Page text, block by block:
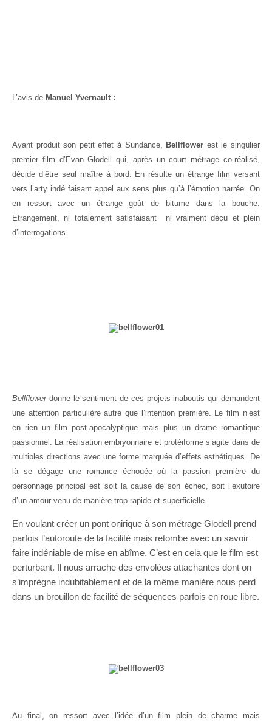
L’avis de Manuel Yvernault :
Ayant produit son petit effet à Sundance, Bellflower est le singulier
premier film d’Evan Glodell qui, après un court métrage co-réalisé,
décide d’être seul maître à bord. En résulte un étrange film versant
vers l’arty indé faisant appel aux sens plus qu’à l’émotion narrée. On
en ressort avec un étrange goût de bitume dans la bouche.
Etrangement, ni totalement satisfaisant ni vraiment déçu et plein
d’interrogations.
Bellflowerdonne le sentiment de ces projets inaboutis qui demandent
une attention particulière autre que l’intention première. Le film n’est
en rien un film post-apocalyptique mais plus un drame romantique
passionnel. La réalisation embryonnaire et protéiforme s’agite dans de
multiples directions avec une forme marquée d’effets esthétiques. De
là se dégage une romance échouée où la passion première du
personnage principal est soit la cause de son échec, soit l’exutoire
d’un amour venu de manière trop rapide et superficielle.
En voulant créer un pont onirique à son métrage Glodell prend
parfois l’autoroute de la facilité mais retombe avec un savoir
faire indéniable de mise en abîme. C’est en cela que le film est
perturbant. Il nous arrache des envolées attachantes dont on
s’imprègne indubitablement et de la même manière nous perd
dans un brouillon de facilité de séquences parfois en roue libre.
Au final, on ressort avec l’idée d’un film plein de charme mais